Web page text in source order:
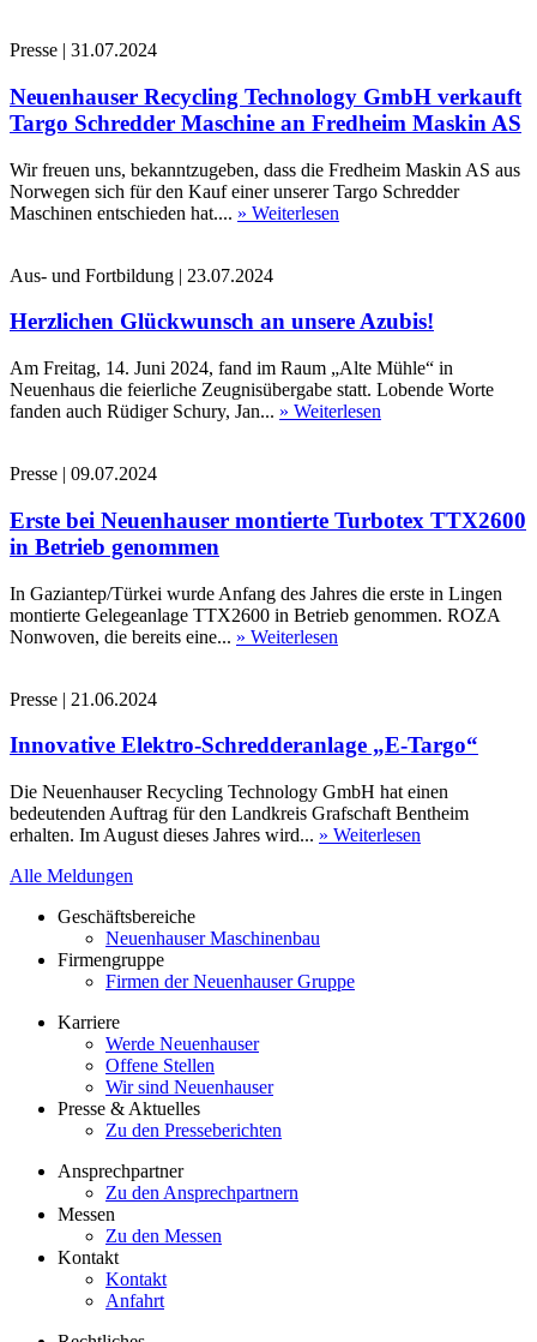
Presse | 31.07.2024
Neuenhauser Recycling Technology GmbH verkauft
Targo Schredder Maschine an Fredheim Maskin AS
Wir freuen uns, bekanntzugeben, dass die Fredheim Maskin AS aus
Norwegen sich für den Kauf einer unserer Targo Schredder
Maschinen entschieden hat.... » Weiterlesen
Aus- und Fortbildung | 23.07.2024
Herzlichen Glückwunsch an unsere Azubis!
Am Freitag, 14. Juni 2024, fand im Raum „Alte Mühle“ in
Neuenhaus die feierliche Zeugnisübergabe statt. Lobende Worte
fanden auch Rüdiger Schury, Jan... » Weiterlesen
Presse | 09.07.2024
Erste bei Neuenhauser montierte Turbotex TTX2600
in Betrieb genommen
In Gaziantep/Türkei wurde Anfang des Jahres die erste in Lingen
montierte Gelegeanlage TTX2600 in Betrieb genommen. ROZA
Nonwoven, die bereits eine... » Weiterlesen
Presse | 21.06.2024
Innovative Elektro-Schredderanlage „E-Targo“
Die Neuenhauser Recycling Technology GmbH hat einen
bedeutenden Auftrag für den Landkreis Grafschaft Bentheim
erhalten. Im August dieses Jahres wird... » Weiterlesen
Alle Meldungen
Geschäftsbereiche
Neuenhauser Maschinenbau
Firmengruppe
Firmen der Neuenhauser Gruppe
Karriere
Werde Neuenhauser
Offene Stellen
Wir sind Neuenhauser
Presse & Aktuelles
Zu den Presseberichten
Ansprechpartner
Zu den Ansprechpartnern
Messen
Zu den Messen
Kontakt
Kontakt
Anfahrt